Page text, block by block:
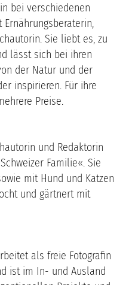
bei verschiedenen
Sie liebt es, zu
lässt sich bei ihren
der Natur und der
inspirieren. Für ihre
Preise.
und Redaktorin
Familie«. Sie
mit Hund und Katzen
und gärtnert mit
als freie Fotografin
ist im In- und Ausland